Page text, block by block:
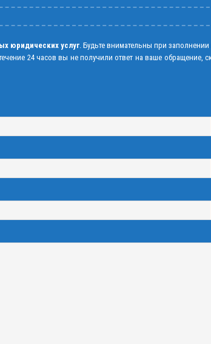
юридических услуг. Будьте внимательны при
24 часов вы не получили ответ на ваше обращение,